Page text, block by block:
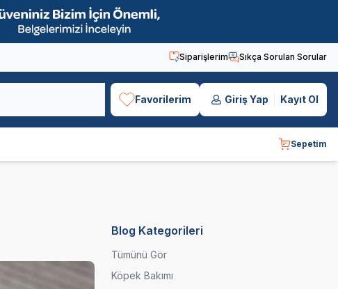
Siparişlerim Sıkça Sorulan Sorular
Favorilerim Giriş Yap Kayıt Ol
Sepetim
Blog Kategorileri
Tümünü Gör
Köpek Bakımı